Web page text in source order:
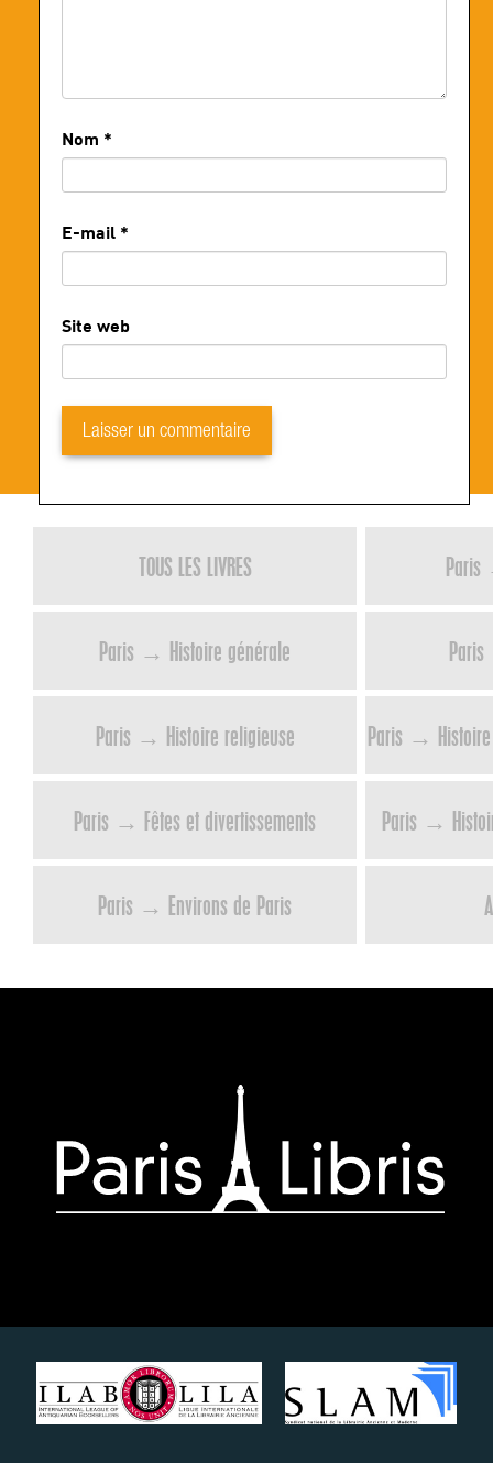
Nom *
E-mail *
Site web
TOUS LES LIVRES
Paris → Histoire générale
Paris → Histoire religieuse Paris → Histoire
Paris → Fêtes et divertissements Paris →
Paris → Environs de Paris
Libris